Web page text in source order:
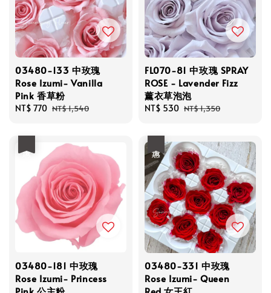
03480-133 中玫瑰
Rose Izumi- Vanilla
Pink 香草粉
Sale
NT$ 770 Regular
NT$ 1,540
FL070-81 中玫瑰 SPRAY
ROSE - Lavender Fizz
薰衣草泡泡
Sale
NT$ 530 Regular
NT$ 1,350
03480-181 中玫瑰
Rose Izumi- Princess
03480-331 中玫瑰
Rose Izumi- Queen